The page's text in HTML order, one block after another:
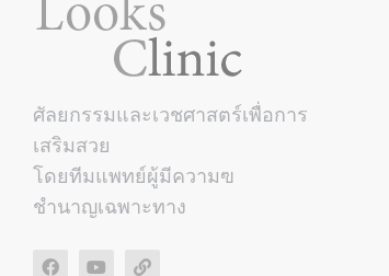
ศัลยกรรมและเวชศาสตร์เพื่อการ
เสริมสวย
โดยทีมแพทย์ผู้มีความฃ
ชำนาญเฉพาะทาง